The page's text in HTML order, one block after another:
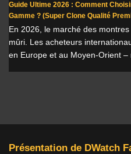
Guide Ultime 2026 : Comment
Gamme ? (Super Clone Qualité
En 2026, le marché des
mûri. Les acheteurs
en Europe et au Moyen-Orient –
Présentation de DWatch